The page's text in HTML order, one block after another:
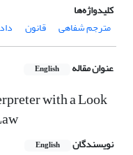
کلیدواژه‌ها
مترجم شفاهی
قانون
عنوان مقاله English
with a Look
نویسندگان English